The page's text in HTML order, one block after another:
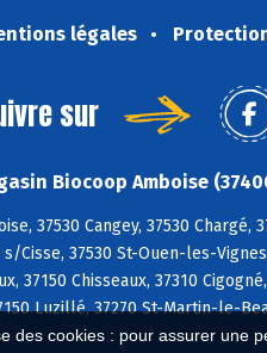
des cookies : pour assurer
légales
sur
Biocoop Amboise
37530 Cangey, 37530
s/Cisse, 37530 St-Ouen-les-
37150 Chisseaux, 37310
Luzillé, 37270 St-Martin-le-